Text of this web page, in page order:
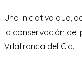
Una iniciativa que,
la conservación del
Villafranca del Cid.